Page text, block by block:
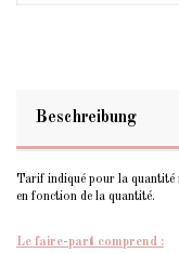
Beschreibung
Tarif indiqué pour la quantité
en fonction de la quantité.
Le faire-part comprend :